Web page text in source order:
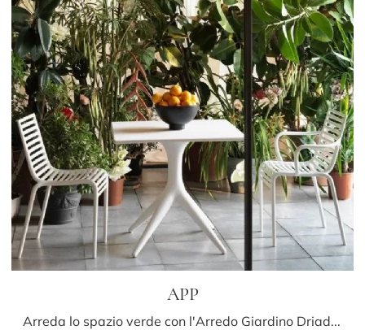
APP
Arreda lo spazio verde con l'Arredo Giardino Driade! Set e tavolini da giardino in plastica, come il modello APP, ti attendono!